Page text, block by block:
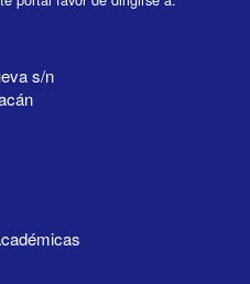
s/n